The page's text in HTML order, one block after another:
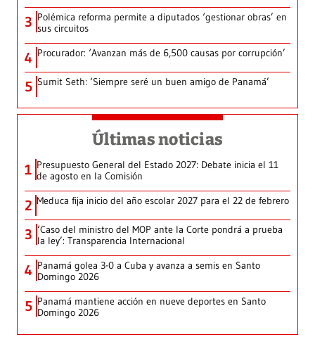
3 Polémica reforma permite a diputados ‘gestionar obras’ en
sus circuitos
4 Procurador: ‘Avanzan más de 6,500 causas por corrupción’
5 Sumit Seth: ‘Siempre seré un buen amigo de Panamá’
Últimas noticias
1 Presupuesto General del Estado 2027: Debate inicia el 11
de agosto en la Comisión
2 Meduca fija inicio del año escolar 2027 para el 22 de febrero
3 ‘Caso del ministro del MOP ante la Corte pondrá a prueba
la ley’: Transparencia Internacional
4 Panamá golea 3-0 a Cuba y avanza a semis en Santo
Domingo 2026
5 Panamá mantiene acción en nueve deportes en Santo
Domingo 2026